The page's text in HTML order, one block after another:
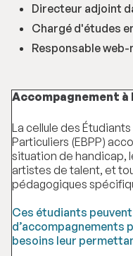
Directeur adjoint
Chargé d'études
Responsable
Accompagnement
La cellule des
Particuliers (EBPP)
situation de handicap,
artistes de talent, et
pédagogiques
Ces étudiants
d’accompagnements
besoins leur